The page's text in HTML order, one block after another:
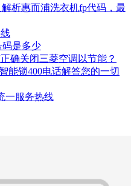
析惠而浦洗衣机fp代码，最
码是多少
确关闭三菱空调以节能？
能锁400电话解答您的一切
一服务热线